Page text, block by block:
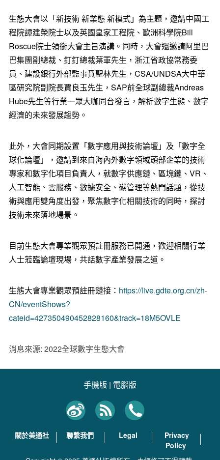
生態大會以「新技術 新業態 新模式」為主題，邀請中國工
程院譚建榮院士以及英國皇家工程院、歐洲科學院Bill
Roscue院士領銜大會主旨演講。同時，大會還邀請阿里巴
巴集團副總裁、釘釘總裁葉軍先生，浙江省政協常務委
員、建設銀行外部監事賁聖林先生 ，CSA/UNDSA大中華
區研究院副院長賈良玉先生， SAP前全球副總裁Andreas
Hube先生等行業一眾大咖同台發言，解析數字生態、數字
經濟的未來發展趨勢。
此外，大會同期設置「數字應用與技術論壇」及「數字全
球化論壇」，邀請到來自海內外數字領域頭部企業的技術
專家和數字化項目負責人，就數字供應鏈、區塊鏈、VR、
人工智能、雲服務、數據安全、碳管理等熱門話題，從技
術與應用雙角度出發，聚焦數字化相關技術的同時，探討
技術未來落地場景。
目前生態大會專業觀眾預註冊服務已開通，歡迎相關行業
人士蒞臨論壇現場，共話數字產業發展之道。
生態大會專業觀眾預註冊鏈接： https://live.gdte.org.cn/zh-
CN/eventShows?
cateid=427350490452828160&track=18M5OVLE
消息來源: 2022全球數字生態大會
手機版 | 電腦版
關於美通社 聯繫我們 Legal
Privacy
Policy